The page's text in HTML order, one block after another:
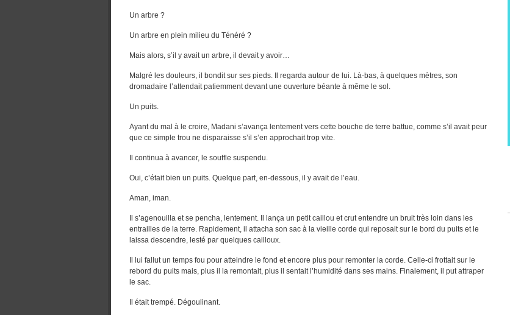
Un arbre ?
Un arbre en plein milieu du Ténéré ?
Mais alors, s’il y avait un arbre, il devait y avoir…
Malgré les douleurs, il bondit sur ses pieds. Il regarda autour de lui. Là-bas, à quelques mètres, son
dromadaire l’attendait patiemment devant une ouverture béante à même le sol.
Un puits.
Ayant du mal à le croire, Madani s’avança lentement vers cette bouche de terre battue, comme s’il avait peur
que ce simple trou ne disparaisse s’il s’en approchait trop vite.
Il continua à avancer, le souffle suspendu.
Oui, c’était bien un puits. Quelque part, en-dessous, il y avait de l’eau.
Aman, iman.
Il s’agenouilla et se pencha, lentement. Il lança un petit caillou et crut entendre un bruit très loin dans les
entrailles de la terre. Rapidement, il attacha son sac à la vieille corde qui reposait sur le bord du puits et le
laissa descendre, lesté par quelques cailloux.
Il lui fallut un temps fou pour atteindre le fond et encore plus pour remonter la corde. Celle-ci frottait sur le
rebord du puits mais, plus il la remontait, plus il sentait l’humidité dans ses mains. Finalement, il put attraper
le sac.
Il était trempé. Dégoulinant.